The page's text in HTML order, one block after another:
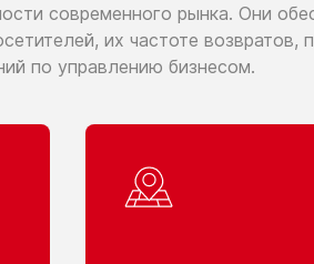
современного рынка. Они
их частоте возвратов,
по управлению бизнесом.